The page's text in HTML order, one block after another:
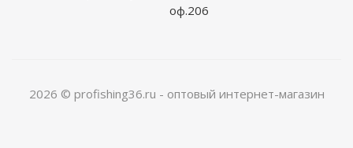
оф.206
2026 © profishing36.ru - оптовый интернет-магазин